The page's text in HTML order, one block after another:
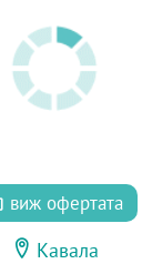
виж офертата
Кавала